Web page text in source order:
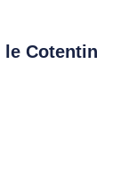
le Cotentin